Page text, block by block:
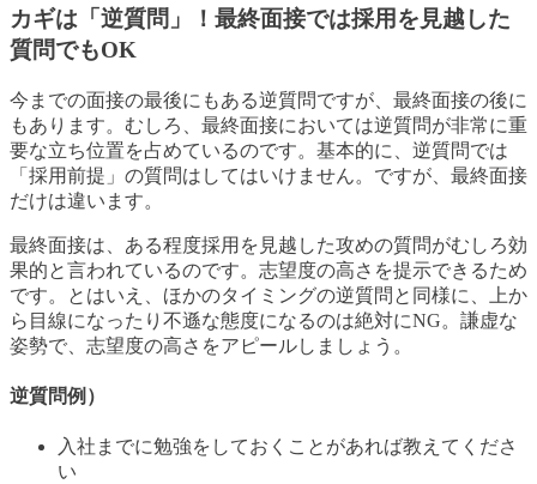
カギは「逆質問」！最終面接では採用を見越した
質問でもOK
今までの面接の最後にもある逆質問ですが、最終面接の後に
もあります。むしろ、最終面接においては逆質問が非常に重
要な立ち位置を占めているのです。基本的に、逆質問では
「採用前提」の質問はしてはいけません。ですが、最終面接
だけは違います。
最終面接は、ある程度採用を見越した攻めの質問がむしろ効
果的と言われているのです。志望度の高さを提示できるため
です。とはいえ、ほかのタイミングの逆質問と同様に、上か
ら目線になったり不遜な態度になるのは絶対にNG。謙虚な
姿勢で、志望度の高さをアピールしましょう。
逆質問例）
入社までに勉強をしておくことがあれば教えてくださ
い